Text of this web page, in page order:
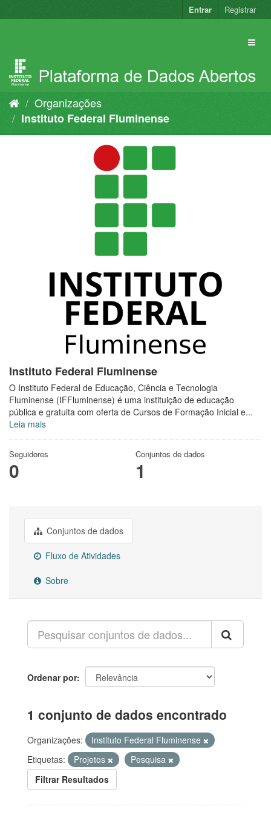
para
Entrar Registrar
Organizações
Instituto Federal Fluminense
Instituto Federal Fluminense
O Instituto Federal de Educação, Ciência e Tecnologia
Fluminense (IFFluminense) é uma instituição de educação
pública e gratuita com oferta de Cursos de Formação Inicial e...
Leia mais
Seguidores
0
Conjuntos de dados
1
Conjuntos de dados
Fluxo de Atividades
Sobre
Ordenar por
1 conjunto de dados encontrado
Organizações:
Instituto Federal Fluminense
Etiquetas:
Projetos
Pesquisa
Filtrar Resultados